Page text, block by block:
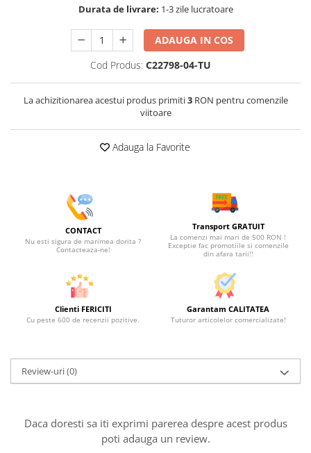
Durata de livrare: 1-3 zile lucratoare
ADAUGA IN COS
Cod Produs: C22798-04-TU
La achizitionarea acestui produs primiti3RON pentru comenzile
viitoare
Adauga la Favorite
CONTACT
Nu esti sigura de marimea dorita ?
Contacteaza-ne!
Transport GRATUIT
La comenzi mai mari de 500 RON !
Exceptie fac promotiile si comenzile
din afara tarii!!
Clienti FERICITI
Cu peste 600 de recenzii pozitive.
Garantam CALITATEA
Tuturor articolelor comercializate!
Review-uri(0)
Daca doresti sa iti exprimi parerea despre acest produs
poti adauga un review.